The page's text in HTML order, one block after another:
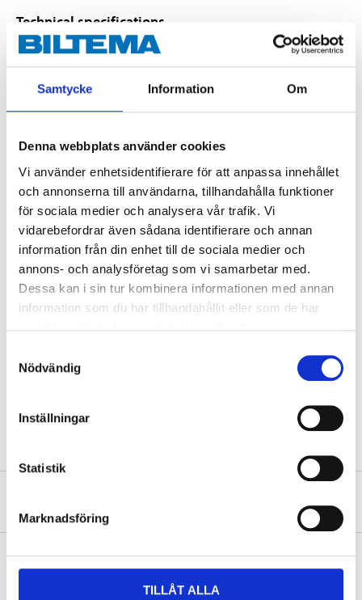
Samtycke Information Om
Denna webbplats använder cookies
Vi använder enhetsidentifierare för att anpassa innehållet
och annonserna till användarna, tillhandahålla funktioner
för sociala medier och analysera vår trafik. Vi
vidarebefordrar även sådana identifierare och annan
information från din enhet till de sociala medier och
annons- och analysföretag som vi samarbetar med.
Dessa kan i sin tur kombinera informationen med annan
information som du har tillhandahållit eller som de har
Nödvändig
Inställningar
Statistik
Marknadsföring
TILLÅT ALLA
Technical specifications
Material
Polycarbonate (PC)
Light transmission
Equivalent to glass
Impact resistance times stronger than
Weight
Made of 50% glass
Length
300 mm
Width
300 mm
Thickness
3 mm
Forming temperature
145–165 °C
Decomposition
Temperature resistance
Temperature resistance